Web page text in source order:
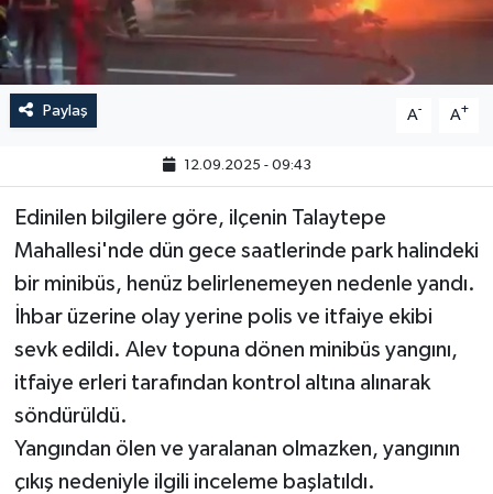
Paylaş A- A+
12.09.2025 - 09:43
Edinilen bilgilere göre, ilçenin Talaytepe
Mahallesi'nde dün gece saatlerinde park halindeki
bir minibüs, henüz belirlenemeyen nedenle yandı.
İhbar üzerine olay yerine polis ve itfaiye ekibi
sevk edildi. Alev topuna dönen minibüs yangını,
itfaiye erleri tarafından kontrol altına alınarak
söndürüldü.
Yangından ölen ve yaralanan olmazken, yangının
çıkış nedeniyle ilgili inceleme başlatıldı.